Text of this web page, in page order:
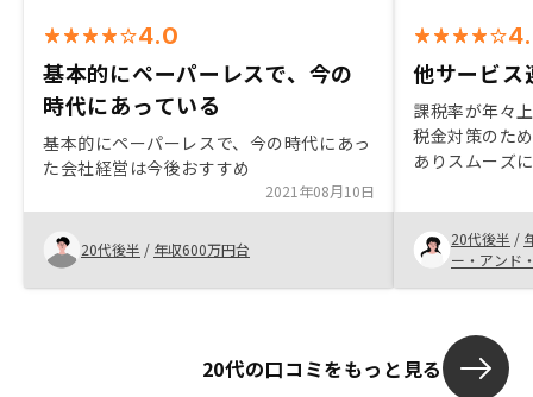
4.0
基本的にペーパーレスで、今の
時代にあっている
基本的にペーパーレスで、今の時代にあっ
た会社経営は今後おすすめ
2021年08月10日
20代後半 / 年収600万円台
他サービス
課税率が年々
税金対策のた
ありスムーズ
ビスとの連携
ったポイント
るといいと思
20代後半 /
ー・アンド
20代の口コミをもっと見る